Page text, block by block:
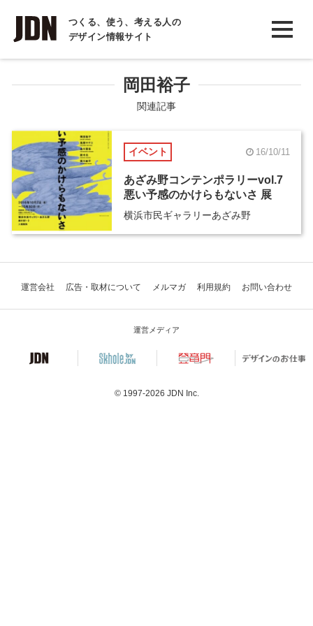
つくる、使う、考える人の
デザイン情報サイト
INTERVIEW
インタビュー
COLUMN
コラム
岡田裕子
関連記事
イベント 16/10/11
あざみ野コンテンポラリーvol.7
悪い予感のかけらもないさ 展
横浜市民ギャラリーあざみ野
運営会社 広告・取材について メルマガ 利用規約 お問い合わせ
運営メディア
© 1997-2026 JDN Inc.